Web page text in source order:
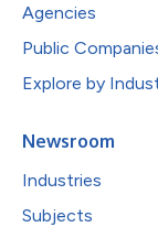
Agencies
Public
Explore by
Newsroom
Industries
Subjects